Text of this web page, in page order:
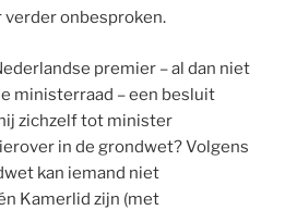
verder onbesproken.
premier – al dan niet
ministerraad – een besluit
zichzelf tot minister
in de grondwet? Volgens
kan iemand niet
Kamerlid zijn (met